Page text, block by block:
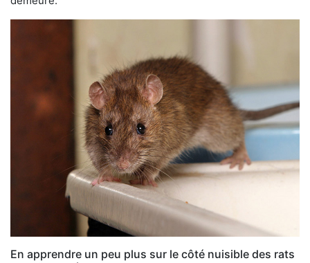
En apprendre un peu plus sur le côté nuisible des rats